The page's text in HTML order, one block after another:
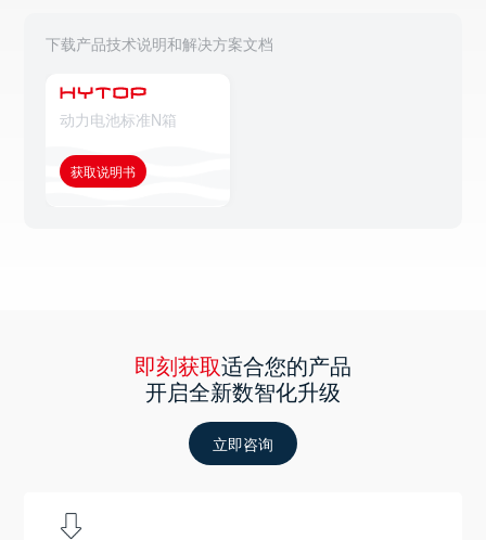
下载产品技术说明和解决方案文档
动力电池标准N箱
获取说明书
即刻获取适合您的产品
开启全新数智化升级
立即咨询